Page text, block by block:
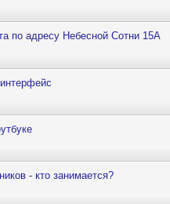
по адресу Небесной Сотни 15А
- кто занимается?